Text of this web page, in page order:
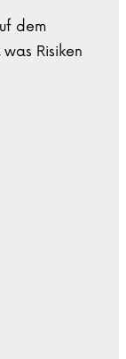
dem
Risiken